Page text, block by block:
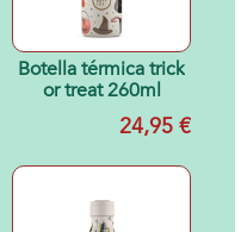
Botella térmica trick
or treat 260ml
24,95 €